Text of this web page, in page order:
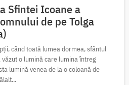
Sfintei Icoane a
de pe Tolga
când toată lumea dormea, sfântul
o lumină care lumina întreg
lumină venea de la o coloană de